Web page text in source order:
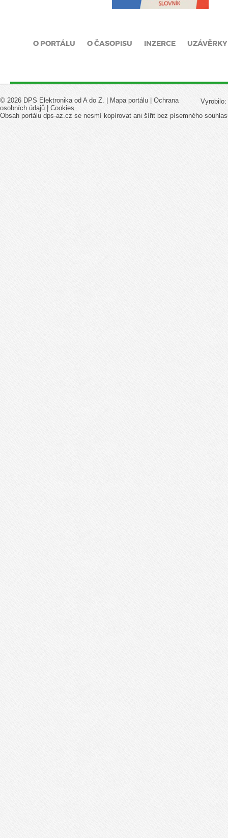
O PORTÁLU O ČASOPISU INZERCE UZÁVĚRKY
Vyrobilo:
© 2026 DPS Elektronika od A do Z. | Mapa portálu
Ochrana
osobních údajů
Cookies
Obsah portálu dps-az.cz se nesmí kopírovat ani šířit bez písemného